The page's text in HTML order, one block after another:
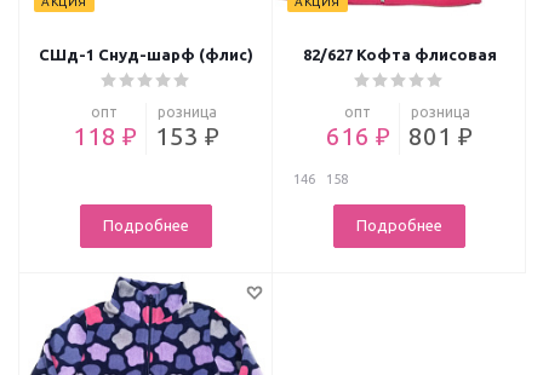
СШд-1 Снуд-шарф (флис)
опт
118 ₽
розница
153 ₽
Подробнее
82/627 Кофта флисовая
опт
616 ₽
розница
801 ₽
146 158
Подробнее